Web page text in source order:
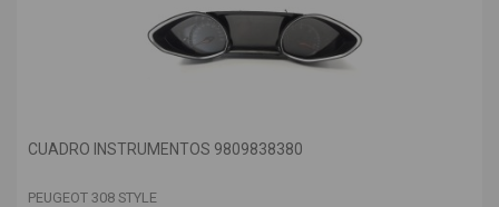
CUADRO INSTRUMENTOS 9809838380
PEUGEOT 308 STYLE